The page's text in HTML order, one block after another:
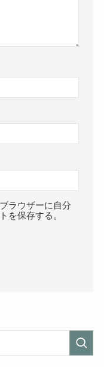
ラウザーに自分
を保存する。